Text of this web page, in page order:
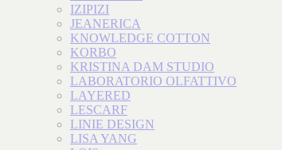
IZIPIZI
JEANERICA
KNOWLEDGE COTTON
KORBO
KRISTINA DAM STUDIO
LABORATORIO OLFATTIVO
LAYERED
LESCARF
LINIE DESIGN
LISA YANG